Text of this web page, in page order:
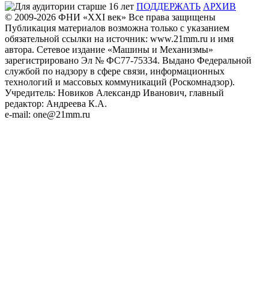
ПОДДЕРЖАТЬ АРХИВ
© 2009-2026 ФHИ «XXI век» Все права защищены
Публикация материалов возможна только с указанием
обязательной ссылки на источник: www.21mm.ru и имя
автора. Сетевое издание «Машины и Механизмы»
зарегистрировано Эл № ФС77-75334. Выдано Федеральной
службой по надзору в сфере связи, информационных
технологий и массовых коммуникаций (Роскомнадзор).
Учредитель: Новиков Александр Иванович, главный
редактор: Андреева К.А.
e-mail: one@21mm.ru